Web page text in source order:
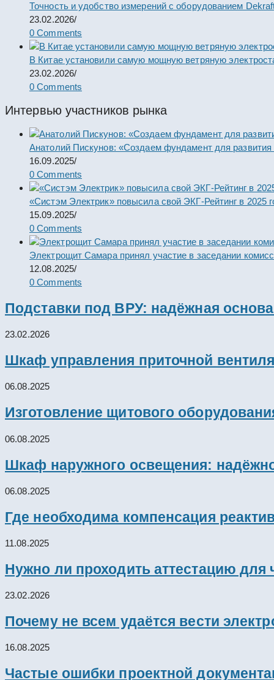
Точность и удобство измерений с оборудованием
23.02.2026/
0 Comments
В Китае установили самую мощную ветряную
23.02.2026/
0 Comments
Интервью участников рынка
Анатолий Пискунов: «Создаем фундамент для развития
16.09.2025/
0 Comments
«Систэм Электрик» повысила свой ЭКГ-Рейтинг в 2025
15.09.2025/
0 Comments
Электрощит Самара принял участие в заседании
12.08.2025/
0 Comments
Подставки под ВРУ: надёжная
23.02.2026
Шкаф управления приточной
06.08.2025
Изготовление щитового
06.08.2025
Шкаф наружного освещения:
06.08.2025
Где необходима компенсация
11.08.2025
Нужно ли проходить аттестацию для
23.02.2026
Почему не всем удаётся вести
16.08.2025
Частые ошибки проектной